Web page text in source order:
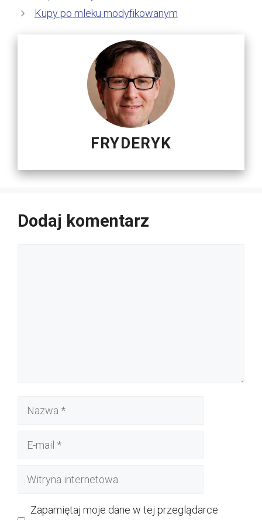
Kupy po mleku modyfikowanym
FRYDERYK
Dodaj komentarz
Nazwa
Witryna
Zapamiętaj moje dane w tej przeglądarce